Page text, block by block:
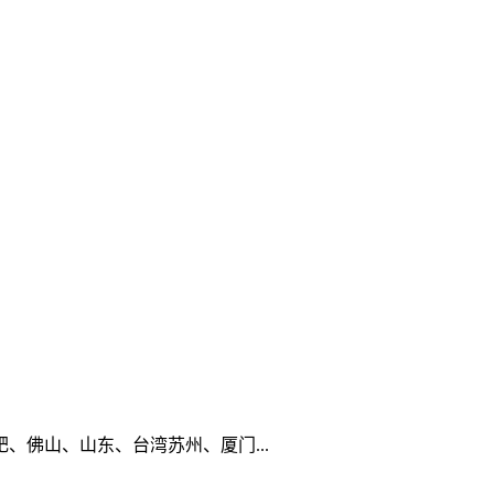
佛山、山东、台湾苏州、厦门...